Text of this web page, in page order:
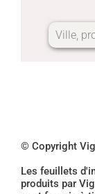
© Copyright
Les feuillets
produits par